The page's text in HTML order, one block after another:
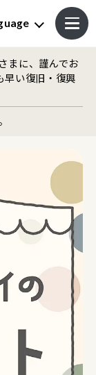
まに、謹んでお
早い復旧・復興